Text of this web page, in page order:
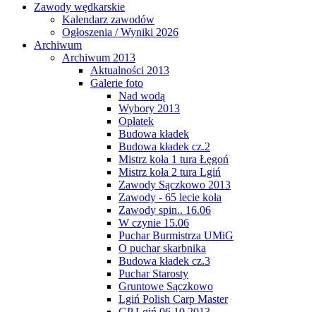
Zawody wędkarskie
Kalendarz zawodów
Ogłoszenia / Wyniki 2026
Archiwum
Archiwum 2013
Aktualności 2013
Galerie foto
Nad wodą
Wybory 2013
Opłatek
Budowa kładek
Budowa kładek cz.2
Mistrz koła 1 tura Łęgoń
Mistrz koła 2 tura Lgiń
Zawody Sączkowo 2013
Zawody - 65 lecie koła
Zawody spin.. 16.06
W czynie 15.06
Puchar Burmistrza UMiG
O puchar skarbnika
Budowa kładek cz.3
Puchar Starosty
Gruntowe Sączkowo
Lgiń Polish Carp Master